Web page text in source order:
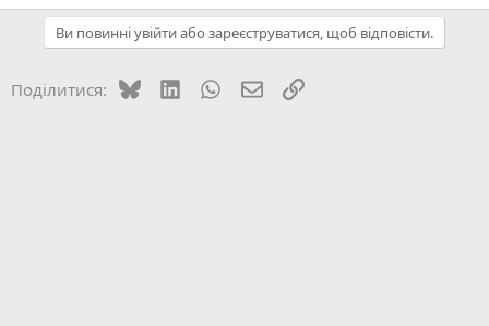
н
н
Ви повинні увійти або зареєструватися, щоб відповісти.
Поділитися: BlueskyLinkedInWhatsApp
E-mailПосилання